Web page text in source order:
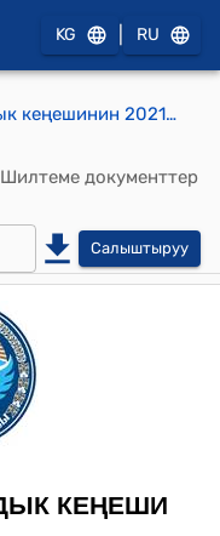
KG RU
КР Аламүдүн айылдык кеңешинин 2021-жылдын 13-сентябры № 28-28 "Айыл чарба багытында болбогон жерлердин зоналык салыгын эсептеп чыгаруу үчүн зоналык коэффициентти бекитүү жөнүндө" токтому
Шилтеме документтер
Салыштыруу